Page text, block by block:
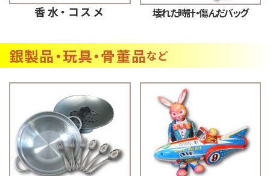
香水・コスメ 壊れた時計・傷んだバッグ
銀製品・玩具・骨董品など